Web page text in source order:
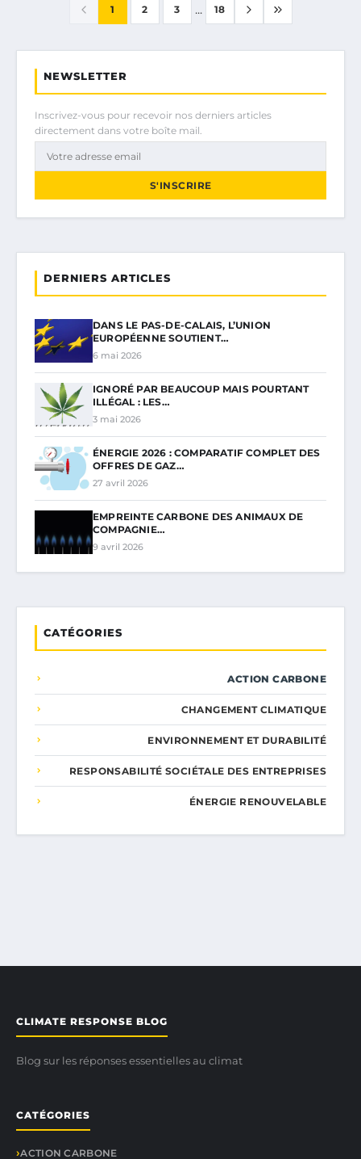
1 2 3 ... 18
NEWSLETTER
Inscrivez-vous pour recevoir nos derniers articles
directement dans votre boîte mail.
S'INSCRIRE
DERNIERS ARTICLES
DANS LE PAS-DE-CALAIS, L’UNION
EUROPÉENNE SOUTIENT…
6 mai 2026
IGNORÉ PAR BEAUCOUP MAIS POURTANT
ILLÉGAL : LES…
3 mai 2026
ÉNERGIE 2026 : COMPARATIF COMPLET DES
OFFRES DE GAZ…
27 avril 2026
EMPREINTE CARBONE DES ANIMAUX DE
COMPAGNIE…
9 avril 2026
CATÉGORIES
ACTION CARBONE
CHANGEMENT CLIMATIQUE
ENVIRONNEMENT ET DURABILITÉ
RESPONSABILITÉ SOCIÉTALE DES ENTREPRISES
ÉNERGIE RENOUVELABLE
CLIMATE RESPONSE BLOG
Blog sur les réponses essentielles au climat
CATÉGORIES
ACTION CARBONE